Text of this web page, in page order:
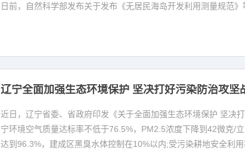
日前，自然科学部发布关于发布《无居民海岛开发利用测量规范
辽宁全面加强生态环境保护 坚决打好污染防治攻坚
近日，辽宁省委、省政府印发《关于全面加强生态环境保护 坚决
宁环境空气质量达标率不低于76.5%，PM2.5浓度下降到42微克/
达到96.3%，建成区黑臭水体控制在10%以内;受污染耕地安全利